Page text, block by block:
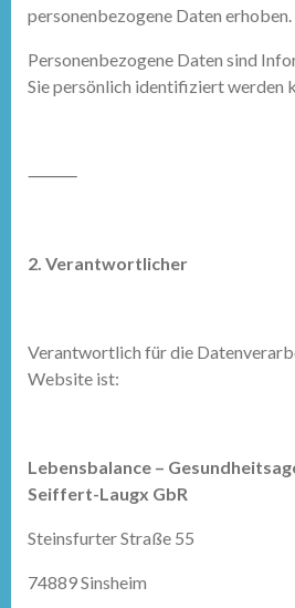
personenbezogene Daten erhoben.
Personenbezogene Daten sind
Sie persönlich identifiziert werden
⸻
2. Verantwortlicher
Verantwortlich für die
Website ist:
Lebensbalance –
Seiffert-Laugx GbR
Steinsfurter Straße 55
74889 Sinsheim